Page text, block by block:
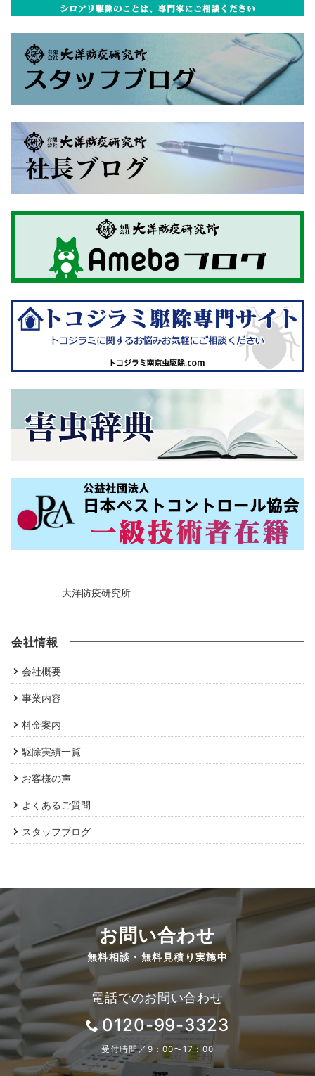
大洋防疫研究所
会社情報
会社概要
事業内容
料金案内
駆除実績一覧
お客様の声
よくあるご質問
スタッフブログ
お問い合わせ
無料相談・無料見積り実施中
電話でのお問い合わせ
0120-99-3323
受付時間／9：00〜17：00